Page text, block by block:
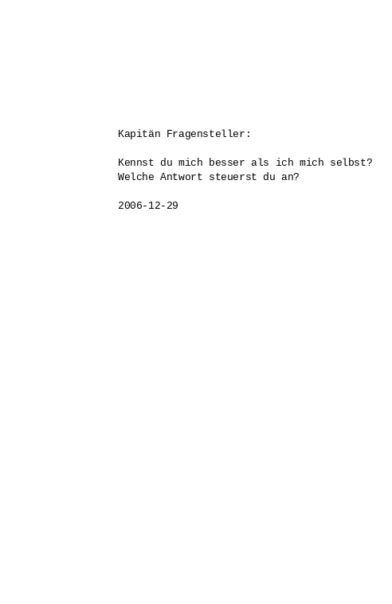
Kapitän Fragensteller:
Kennst du mich besser als ich mich selbst?
Welche Antwort steuerst du an?